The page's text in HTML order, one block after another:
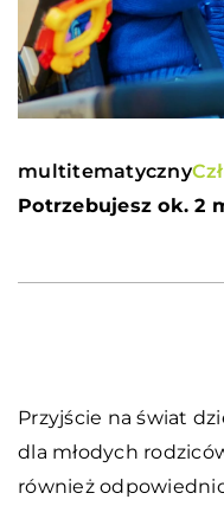
multitematyczny
Potrzebujesz ok. 2
Przyjście na świat
dla młodych
również